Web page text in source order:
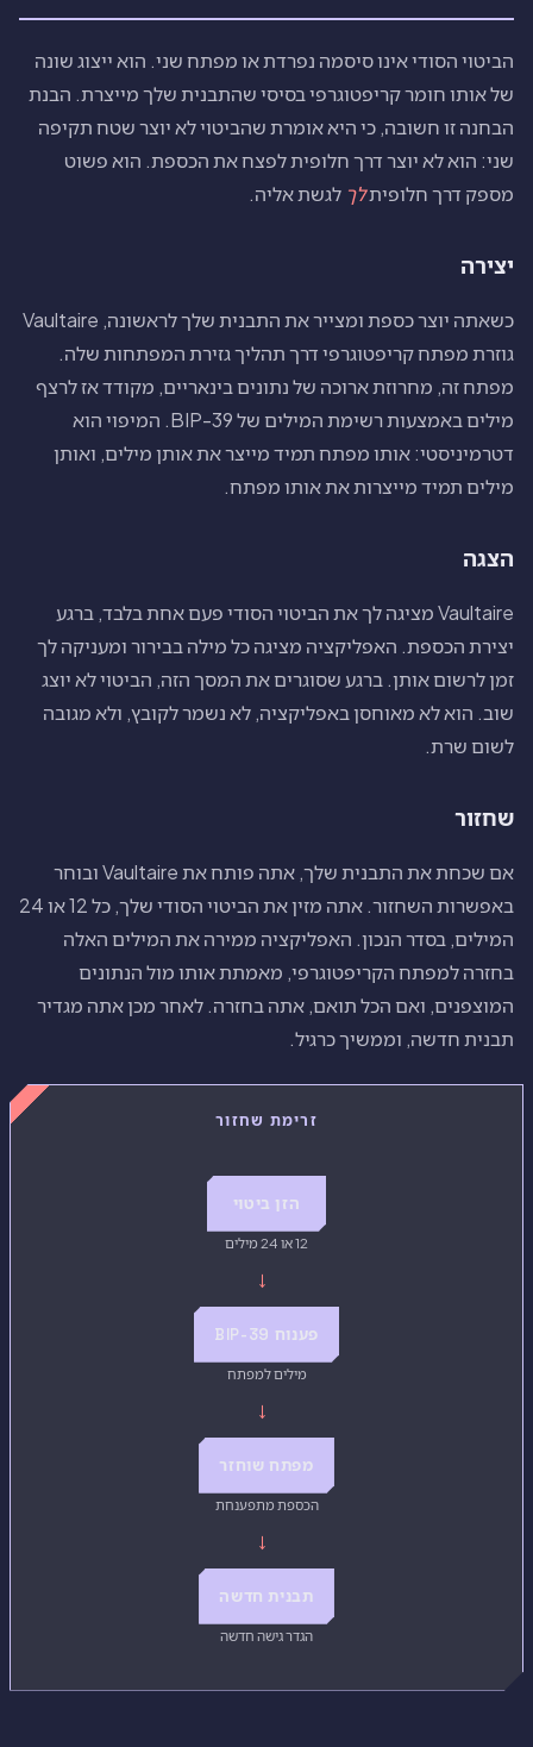
הביטוי הסודי אינו סיסמה נפרדת או מפתח שני. הוא ייצוג שונה
של אותו חומר קריפטוגרפי בסיסי שהתבנית שלך מייצרת. הבנת
הבחנה זו חשובה, כי היא אומרת שהביטוי לא יוצר שטח תקיפה
שני: הוא לא יוצר דרך חלופית לפצח את הכספת. הוא פשוט
מספק דרך חלופיתלך לגשת אליה.
יצירה
כשאתה יוצר כספת ומצייר את התבנית שלך לראשונה, Vaultaire
גוזרת מפתח קריפטוגרפי דרך תהליך גזירת המפתחות שלה.
מפתח זה, מחרוזת ארוכה של נתונים בינאריים, מקודד אז לרצף
מילים באמצעות רשימת המילים של BIP-39. המיפוי הוא
דטרמיניסטי: אותו מפתח תמיד מייצר את אותן מילים, ואותן
מילים תמיד מייצרות את אותו מפתח.
הצגה
Vaultaire מציגה לך את הביטוי הסודי פעם אחת בלבד, ברגע
יצירת הכספת. האפליקציה מציגה כל מילה בבירור ומעניקה לך
זמן לרשום אותן. ברגע שסוגרים את המסך הזה, הביטוי לא יוצג
שוב. הוא לא מאוחסן באפליקציה, לא נשמר לקובץ, ולא מגובה
לשום שרת.
שחזור
אם שכחת את התבנית שלך, אתה פותח את Vaultaire ובוחר
באפשרות השחזור. אתה מזין את הביטוי הסודי שלך, כל 12 או 24
המילים, בסדר הנכון. האפליקציה ממירה את המילים האלה
בחזרה למפתח הקריפטוגרפי, מאמתת אותו מול הנתונים
המוצפנים, ואם הכל תואם, אתה בחזרה. לאחר מכן אתה מגדיר
תבנית חדשה, וממשיך כרגיל.
זרימת שחזור
הזן ביטוי
12 או 24 מילים
→
פענוח BIP-39
מילים למפתח
→
מפתח שוחזר
הכספת מתפענחת
→
תבנית חדשה
הגדר גישה חדשה